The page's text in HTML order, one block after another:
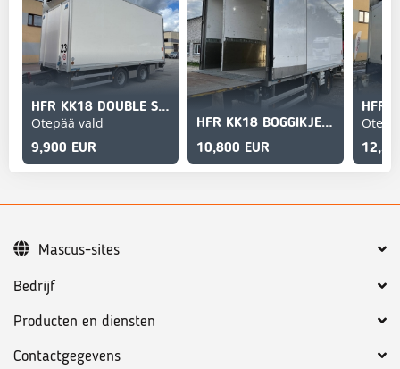
HFR KK18 DOUBLE STOCK + THERMOKING T-1000R
Otepää vald
9,900 EUR
HFR KK18 BOGGIKJERRE
10,800 EUR
Bedrijf
Producten en diensten
Contactgegevens
Mascus-sites